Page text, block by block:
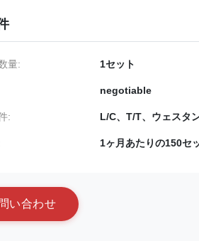
量: 1セット
negotiable
: L/C、T/T、ウェスタ
1ヶ月あたりの150セ
問い合わせ